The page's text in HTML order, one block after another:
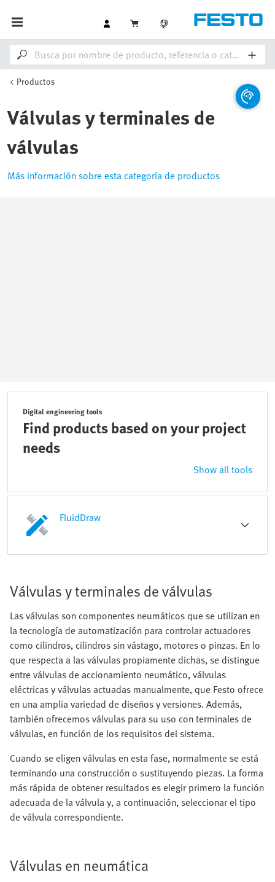
Productos
Válvulas y terminales de
válvulas
Más información sobre esta categoría de productos
Digital engineering tools
Find products based on your project
needs
Show all tools
FluidDraw
Válvulas y terminales de válvulas
Las válvulas son componentes neumáticos que se utilizan en
la tecnología de automatización para controlar actuadores
como cilindros, cilindros sin vástago, motores o pinzas. En lo
que respecta a las válvulas propiamente dichas, se distingue
entre válvulas de accionamiento neumático, válvulas
eléctricas y válvulas actuadas manualmente, que Festo ofrece
en una amplia variedad de diseños y versiones. Además,
también ofrecemos válvulas para su uso con terminales de
válvulas, en función de los requisitos del sistema.
Cuando se eligen válvulas en esta fase, normalmente se está
terminando una construcción o sustituyendo piezas. La forma
más rápida de obtener resultados es elegir primero la función
adecuada de la válvula y, a continuación, seleccionar el tipo
de válvula correspondiente.
Válvulas en neumática